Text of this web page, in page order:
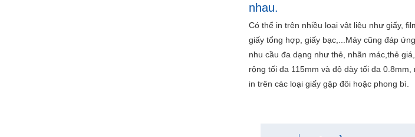
nhau.
Có thể in trên nhiều loại vật liệu như giấy,
giấy tổng hợp, giấy bạc,...Máy cũng đáp
nhu cầu đa dạng như thẻ, nhãn mác,thẻ
rộng tối đa 115mm và độ dày tối đa 0.8mm,
in trên các loại giấy gập đôi hoặc phong bì.